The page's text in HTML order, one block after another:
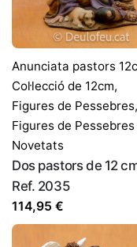
Desa el meu nom,
aquest navegador
Anunciata pastors
Col·lecció de 12cm,
Figures de Pessebres,
Figures de
Novetats
Dos pastors de 12 cm
Ref. 2035
114,95 €